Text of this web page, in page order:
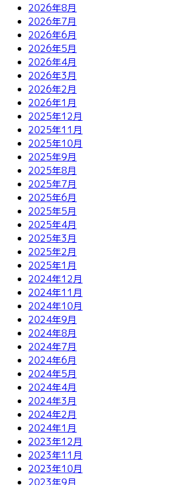
2026年8月
2026年7月
2026年6月
2026年5月
2026年4月
2026年3月
2026年2月
2026年1月
2025年12月
2025年11月
2025年10月
2025年9月
2025年8月
2025年7月
2025年6月
2025年5月
2025年4月
2025年3月
2025年2月
2025年1月
2024年12月
2024年11月
2024年10月
2024年9月
2024年8月
2024年7月
2024年6月
2024年5月
2024年4月
2024年3月
2024年2月
2024年1月
2023年12月
2023年11月
2023年10月
2023年9月